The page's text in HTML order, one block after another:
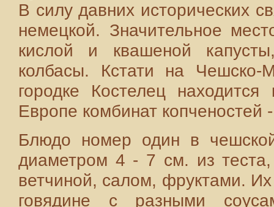
В силу давних исторических
немецкой. Значительное
кислой и квашеной
колбасы. Кстати на Чешско-
городке Костелец
Европе комбинат копченостей
Блюдо номер один в
диаметром 4 - 7 см. из
ветчиной, салом, фруктами.
говядине с разными